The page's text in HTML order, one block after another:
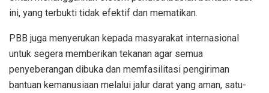
ini, yang terbukti tidak efektif dan mematikan.
PBB juga menyerukan kepada masyarakat internasional
untuk segera memberikan tekanan agar semua
penyeberangan dibuka dan memfasilitasi pengiriman
bantuan kemanusiaan melalui jalur darat yang aman, satu-